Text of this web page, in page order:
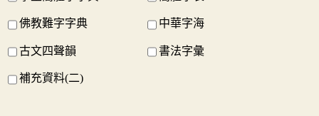
佛教難字字典 中華字海
古文四聲韻 書法字彙
補充資料(二)